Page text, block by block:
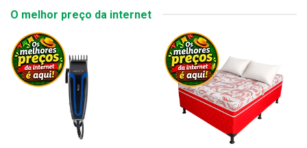
O melhor preço da internet